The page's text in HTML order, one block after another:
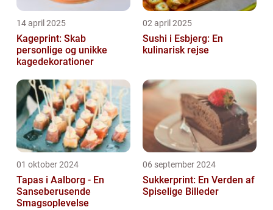
14 april 2025
Kageprint: Skab
personlige og unikke
kagedekorationer
02 april 2025
Sushi i Esbjerg: En
kulinarisk rejse
01 oktober 2024
Tapas i Aalborg - En
Sanseberusende
Smagsoplevelse
06 september 2024
Sukkerprint: En Verden af
Spiselige Billeder